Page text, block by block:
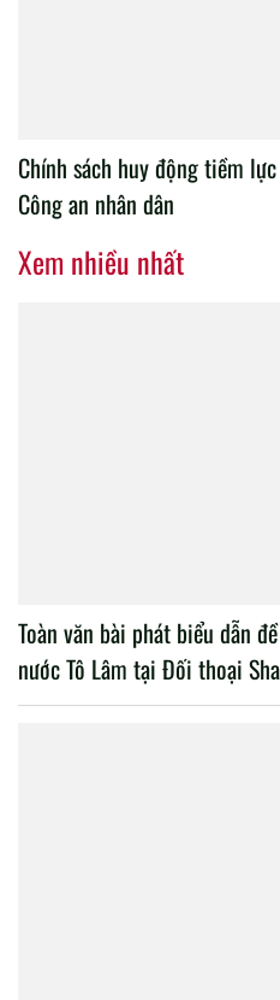
Chính sách huy động tiềm
Công an nhân dân
Xem nhiều nhất
Toàn văn bài phát biểu dẫn
nước Tô Lâm tại Đối thoại